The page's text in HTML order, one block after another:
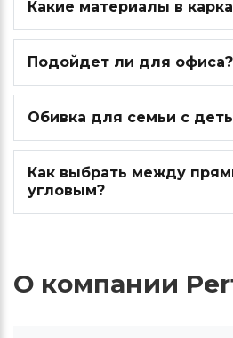
Какие материалы в
Подойдет ли для офиса?
Обивка для семьи с
Как выбрать между
угловым?
О компании